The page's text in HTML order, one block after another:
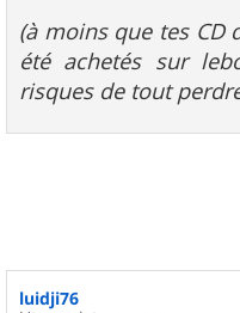
(à moins que tes CD
été achetés sur
risques de tout
luidji76